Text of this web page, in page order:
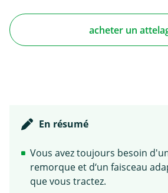
acheter un
En résumé
Vous avez toujours besoin
remorque et d‘un faisceau
que vous tractez.